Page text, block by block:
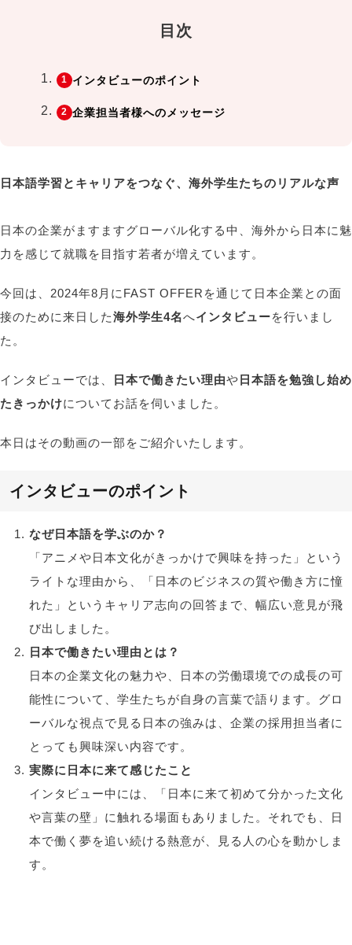
目次
インタビューのポイント
企業担当者様へのメッセージ
日本語学習とキャリアをつなぐ、海外学生たちのリアルな声
日本の企業がますますグローバル化する中、海外から日本に魅
力を感じて就職を目指す若者が増えています。
今回は、2024年8月にFAST OFFERを通じて日本企業との面
接のために来日した海外学生4名へインタビューを行いまし
た。
インタビューでは、 日本で働きたい理由や 日本語を勉強し始め
たきっかけについてお話を伺いました。
本日はその動画の一部をご紹介いたします。
インタビューのポイント
なぜ日本語を学ぶのか？
「アニメや日本文化がきっかけで興味を持った」という
ライトな理由から、「日本のビジネスの質や働き方に憧
れた」というキャリア志向の回答まで、幅広い意見が飛
び出しました。
日本で働きたい理由とは？
日本の企業文化の魅力や、日本の労働環境での成長の可
能性について、学生たちが自身の言葉で語ります。グロ
ーバルな視点で見る日本の強みは、企業の採用担当者に
とっても興味深い内容です。
実際に日本に来て感じたこと
インタビュー中には、「日本に来て初めて分かった文化
や言葉の壁」に触れる場面もありました。それでも、日
本で働く夢を追い続ける熱意が、見る人の心を動かしま
す。